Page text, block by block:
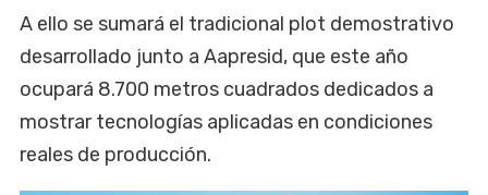
A ello se sumará el tradicional plot demostrativo
desarrollado junto a Aapresid, que este año
ocupará 8.700 metros cuadrados dedicados a
mostrar tecnologías aplicadas en condiciones
reales de producción.